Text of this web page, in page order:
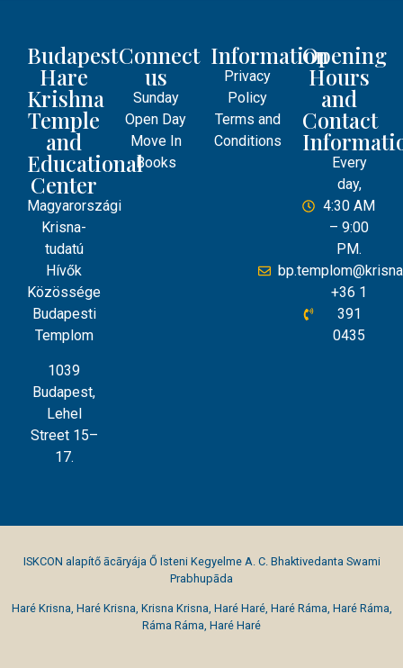
Budapest
Hare
Krishna
Temple
and
Educational
Center
Magyarországi
Krisna-
tudatú
Hívők
Közössége
Budapesti
Templom
1039
Budapest,
Lehel
Street 15–
17.
Connect
us
Sunday
Open Day
Move In
Books
Information
Privacy
Policy
Terms and
Conditions
Opening
Hours
and
Contact
Every
day,
4:30 AM
– 9:00
PM.
+36 1
391
0435
ISKCON alapítő ācāryája Ő Isteni Kegyelme A. C. Bhaktivedanta Swami
Prabhupāda
Haré Krisna, Haré Krisna, Krisna Krisna, Haré Haré, Haré Ráma, Haré Ráma,
Ráma Ráma, Haré Haré